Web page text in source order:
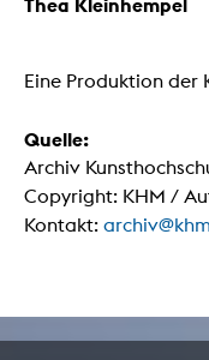
Eine Produktion der
Quelle:
Archiv
Copyright: KHM /
Kontakt: